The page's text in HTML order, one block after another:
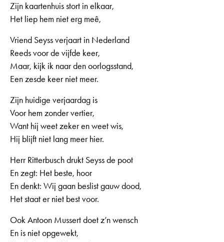
Zijn kaartenhuis stort in elkaar,
Het liep hem niet erg meê,
Vriend Seyss verjaart in Nederland
Reeds voor de vijfde keer,
Maar, kijk ik naar den oorlogsstand,
Een zesde keer niet meer.
Zijn huidige verjaardag is
Voor hem zonder vertier,
Want hij weet zeker en weet wis,
Hij blijft niet lang meer hier.
Herr Ritterbusch drukt Seyss de poot
En zegt: Het beste, hoor
En denkt: Wij gaan beslist gauw dood,
Het staat er niet best voor.
Ook Antoon Mussert doet z’n wensch
En is niet opgewekt,